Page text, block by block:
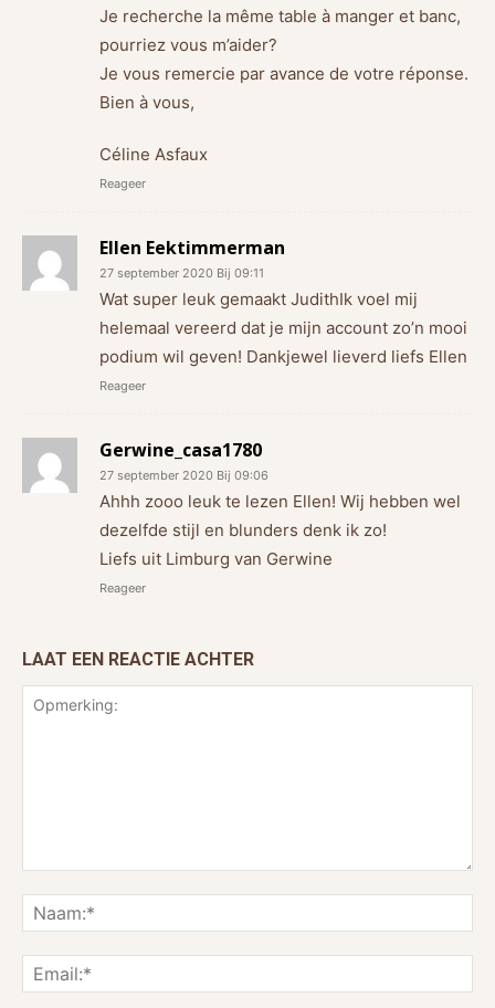
Je recherche la même table à manger et banc,
pourriez vous m’aider?
Je vous remercie par avance de votre réponse.
Bien à vous,
Céline Asfaux
Reageer
Ellen Eektimmerman
27 september 2020 Bij 09:11
Wat super leuk gemaakt JudithIk voel mij
helemaal vereerd dat je mijn account zo’n mooi
podium wil geven! Dankjewel lieverd liefs Ellen
Reageer
Gerwine_casa1780
27 september 2020 Bij 09:06
Ahhh zooo leuk te lezen Ellen! Wij hebben wel
dezelfde stijl en blunders denk ik zo!
Liefs uit Limburg van Gerwine
Reageer
LAAT EEN REACTIE ACHTER